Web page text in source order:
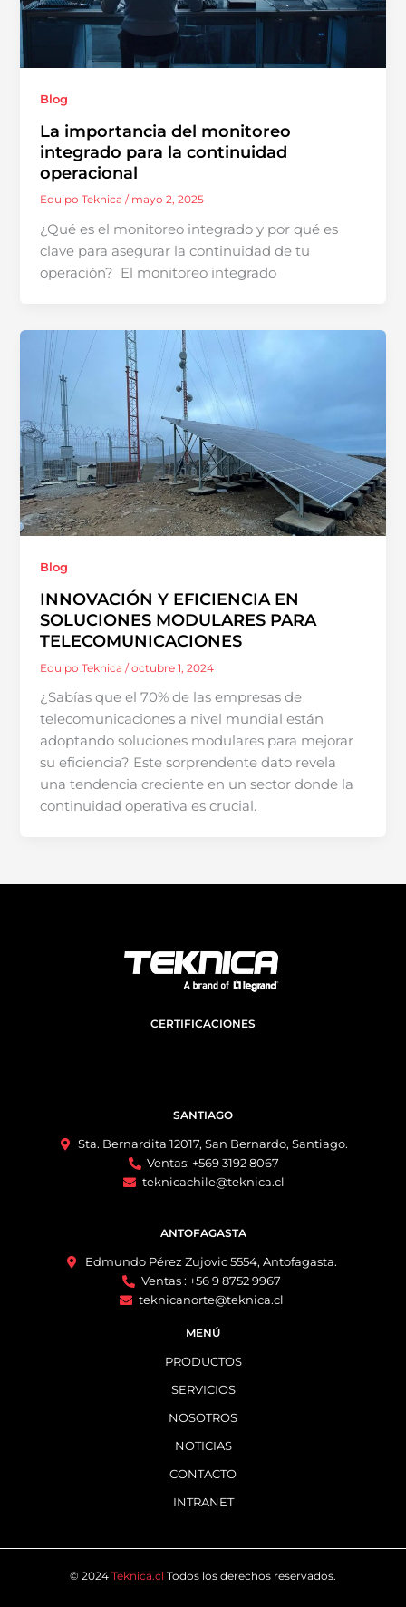
Blog
La importancia del monitoreo
integrado para la continuidad
operacional
Equipo Teknica/ mayo 2, 2025
¿Qué es el monitoreo integrado y por qué es
clave para asegurar la continuidad de tu
operación? El monitoreo integrado
Blog
INNOVACIÓN Y EFICIENCIA EN
SOLUCIONES MODULARES PARA
TELECOMUNICACIONES
Equipo Teknica/octubre 1, 2024
¿Sabías que el 70% de las empresas de
telecomunicaciones a nivel mundial están
adoptando soluciones modulares para mejorar
su eficiencia? Este sorprendente dato revela
una tendencia creciente en un sector donde la
continuidad operativa es crucial.
CERTIFICACIONES
SANTIAGO
Sta. Bernardita 12017, San Bernardo, Santiago.
Ventas: +569 3192 8067
teknicachile@teknica.cl
ANTOFAGASTA
Edmundo Pérez Zujovic 5554, Antofagasta.
Ventas : +56 9 8752 9967
teknicanorte@teknica.cl
MENÚ
PRODUCTOS
SERVICIOS
NOSOTROS
NOTICIAS
CONTACTO
INTRANET
© 2024 Teknica.cl Todos los derechos reservados.